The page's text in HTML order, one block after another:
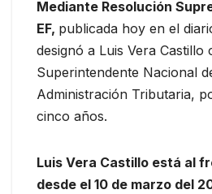
Mediante Resolución
EF, publicada hoy en el
designó a Luis Vera Castillo
Superintendente Nacional
Administración Tributaria,
cinco años.
Luis Vera Castillo está al
desde el 10 de marzo del